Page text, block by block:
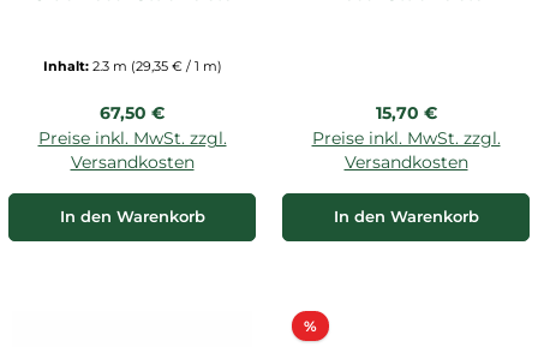
Inhalt: 2.3 m (29,35 € / 1 m)
Regulärer Preis:
67,50 €
Preise inkl. MwSt. zzgl.
Versandkosten
In den Warenkorb
Regulärer Preis:
15,70 €
Preise inkl. MwSt. zzgl.
Versandkosten
In den Warenkorb
%Rabatt